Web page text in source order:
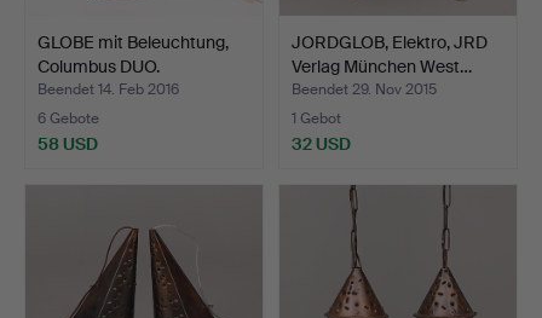
GLOBE mit Beleuchtung,
Columbus DUO.
Beendet 14. Feb 2016
6 Gebote
58 USD
JORDGLOB, Elektro, JRD
Verlag München West…
Beendet 29. Nov 2015
1 Gebot
32 USD